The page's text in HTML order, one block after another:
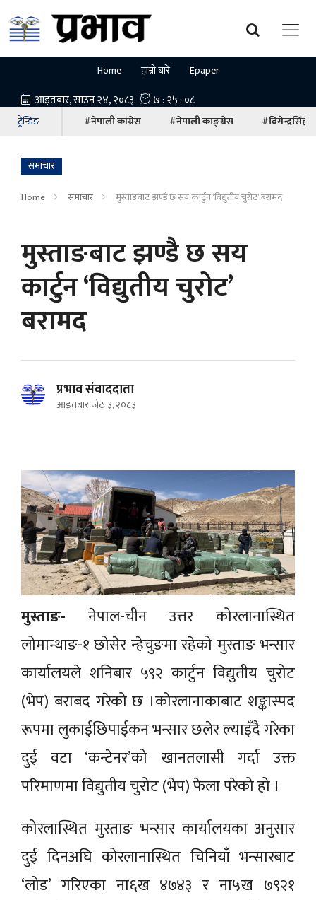
Home हाम्रो बारे Epaper
ट्रेन्डिङ #नेपाली कांग्रेस #नेपाली काङ्ग्रेस #बिगेन्द्रसिंह
समाचार
Home समाचार मुस्ताङबाट झण्डै छ सय कार्टुन ‘विद्युतीय चुरोट’ बरामद
मुस्ताङबाट झण्डै छ सय
कार्टुन ‘विद्युतीय चुरोट’
बरामद
प्रभाव संवाददाता
आइतबार, जेठ ३, २०८३
मुस्ताङ- नेपाल-चीन उत्तर कोरलानास्थित
लोमान्थाङ-१ छोसेर न्हेचुङमा रहेको मुस्ताङ भन्सार
कार्यालयले शनिबार ५९२ कार्टुन विद्युतीय चुरोट
(भेप) बराबद गरेको छ ।कोरलानाकाबाट शङ्कास्पद
रूपमा लुकाईछिपाईकन भन्सार छलेर ल्याइँदै गरेका
दुई वटा ‘कन्टेनर’को खानतलासी गर्दा उक्त
परिमाणमा विद्युतीय चुरोट (भेप) फेला परेको हो ।
कोरलास्थित मुस्ताङ भन्सार कार्यालयका अनुसार
दुई दिनअघि कोरलानास्थित चिनियाँ भन्सारबाट
‘लोड’ गरिएका ना६ख ४७४३ र ना५ख ७९२१